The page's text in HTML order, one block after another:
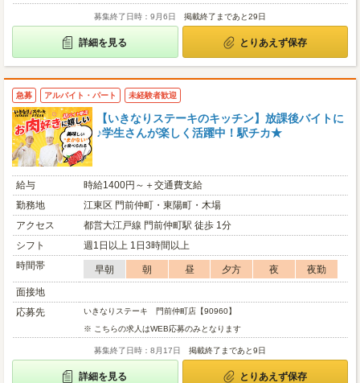
募集終了日時：9月6日 掲載終了まであと29日
詳細を見る とりあえず保存
急募 アルバイト・パート 未経験者歓迎
【いきなりステーキのキッチン】放課後バイトに
♪学生さんが楽しく活躍中！駅チカ★
給与
時給1400円～＋交通費支給
勤務地
江東区 門前仲町・東陽町・木場
アクセス
都営大江戸線 門前仲町駅 徒歩 1分
シフト
週1日以上 1日3時間以上
時間帯
早朝 朝 昼 夕方 夜
夜勤
面接地
応募先
いきなりステーキ 門前仲町店【90960】
※ こちらの求人はWEB応募のみとなります
募集終了日時：8月17日 掲載終了まであと9日
詳細を見る とりあえず保存